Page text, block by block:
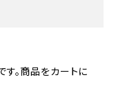
。商品をカートに